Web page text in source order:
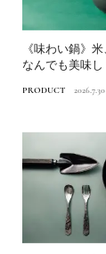
《味わい鍋》
なんでも美味
PRODUCT 2026.7.30